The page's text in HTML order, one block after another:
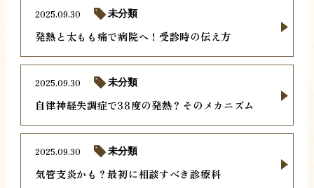
発熱と太もも痛で病院へ！受診時の伝え方
2025.09.30 未分類
自律神経失調症で38度の発熱？そのメカニズム
2025.09.30 未分類
気管支炎かも？最初に相談すべき診療科
2025.09.30 未分類